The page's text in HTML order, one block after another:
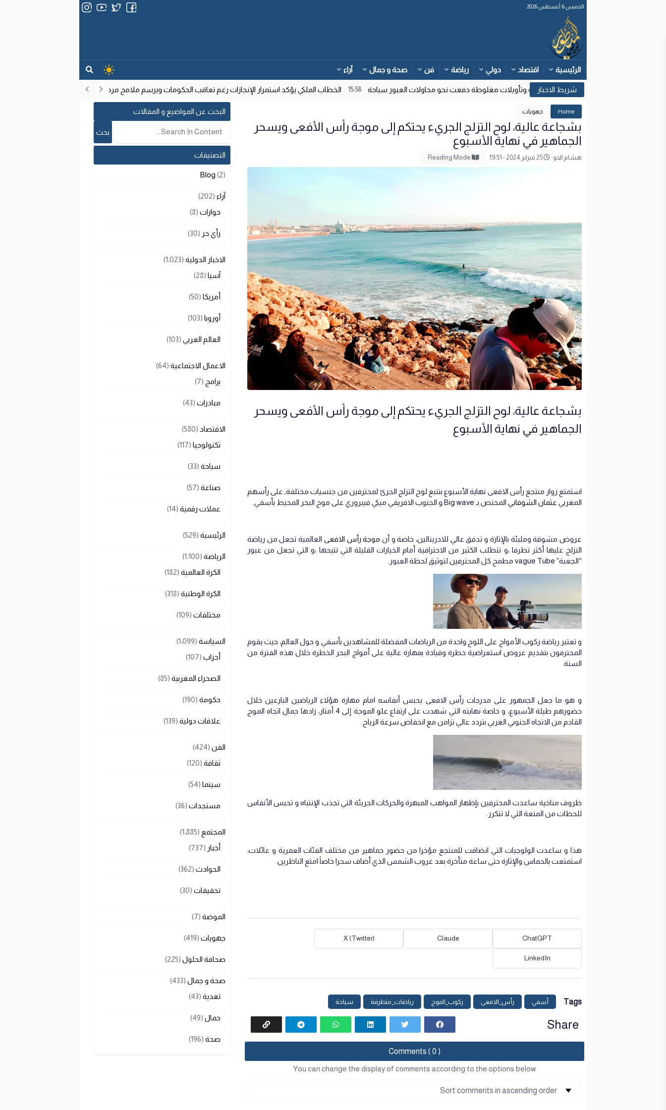
الخميس 6 أغسطس 2026
الرئيسية اقتصاد دولي رياضة فن صحة و جمال آراء
وزارة الداخلية: قرارات قضائية إسبانية وتأويلات مغلوطة دفعت نحو محاولات العبور سباحة 15:58 الخطاب الملكي يؤكد استمرار الإنجازات رغم تعاقب الحكومات ويرسم ملامح مرحلة تنموية جديدة
Home جهويات
بشجاعة عالية، لوح التزلج الجريء يحتكم إلى موجة رأس الأفعى ويسحر
الجماهير في نهاية الأسبوع
هشام الحو
بشجاعة عالية، لوح التزلج الجريء يحتكم إلى موجة رأس الأفعى ويسحر
الجماهير في نهاية الأسبوع
استمتع زوار منتجع رأس الافعى نهاية الأسبوع بتتبع لوح التزلج الجرئ لمحترفين من جنسيات مختلفة, على رأسهم
المغربي عثمان الشوفاني المختص بـ Big wave و الجنوب الافريقي ميكي فيبروري على موج البحر المحيط بأسفي.
عروض مشوقة ومليئة بالإثارة و تدفق عالي للادرينالين، خاصة و أن موجة رأس الافعى العالمية تجعل من رياضة
التزلج عليها أكثر تطرفا ،و تتطلب الكثير من الاحترافية أمام الخيارات القليلة التي تتيحها ،و التي تجعل من عبور
“الجعبة” vague Tube مطمح كل المحترفين لتوثيق لحظة العبور.
و تعتبر رياضة ركوب الأمواج على اللوح واحدة من الرياضات المفضلة للمشاهدين بأسفي و حول العالم، حيث يقوم
المحترفون بتقديم عروض استعراضية خطرة وقيادة بمهارة عالية على أمواج البحر الخطرة خلال هذه الفترة من
السنة.
و هو ما جعل الجمهور على مدرجات رأس الافعى يحبس أنفاسه امام مهارة هؤلاء الرياضين البارعين خلال
حضورهم طيلة الأسبوع، و خاصة نهايته التي شهدت على ارتفاع علو الموجة إلى 4 أمتار، زادها جمال اتجاه الموج
القادم من الاتجاه الجنوبي الغربي بتردد عالي تزامن مع انخفاض سرعة الرياح.
ظروف مناخية ساعدت المحترفين بإظهار المواهب المبهرة والحركات الجريئة التي تجذب الإنتباه و تحبس الأنفاس
للحظات من المتعة التي لا تتكرر.
هذا و ساعدت الولوجيات التي انضافت للمنتجع مؤخرا من حضور جماهير من مختلف الفئات العمرية و عائلات،
استمتعت بالحماس والإثارة حتى ساعة متأخرة بعد غروب الشمس الذي أضاف سحرا خاصاً امتع الناظرين.
ChatGPT
Claude
X (Twitter)
LinkedIn
Tags أسفي رأس_الافعى ركوب_الموج رياضات_متطرفة سياحة
Share
Comments ( 0 )
You can change the display of comments according to the options below
البحث عن المواضيع و المقالات
التصنيفات
Blog (2)
آراء (202)
حوارات (8)
رأي حر (30)
الاخبار الدولية (1٬023)
آسيا (28)
أمريكا (50)
أوروبا (103)
العالم العربي (103)
الاعمال الاجتماعية (64)
برامج (7)
مبادرات (43)
الاقتصاد (580)
تكنولوجيا (117)
سياحة (33)
صناعة (57)
عملات رقمية (14)
الرئيسية (529)
الرياضة (1٬100)
الكرة العالمية (182)
الكرة الوطنية (318)
مختلفات (109)
السياسة (1٬099)
أحزاب (107)
الصحراء المغربية (85)
حكومة (190)
علاقات دولية (139)
الفن (424)
ثقافة (120)
سينما (54)
مستجدات (36)
المجتمع (1٬885)
أخبار (737)
الحوادث (362)
تحقيقات (30)
الموضة (7)
جهويات (419)
صحافة الحلول (225)
صحة و جمال (433)
تغدية (43)
جمال (49)
صحة (196)